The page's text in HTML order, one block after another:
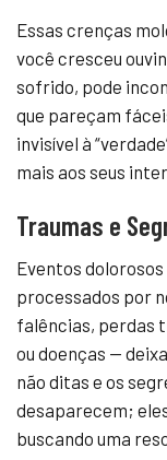
Essas crenças
você cresceu
sofrido, pode
que pareçam
invisível à
mais aos seus
Traumas e
Eventos
processados por
falências, perdas
ou doenças —
não ditas e os
desaparecem;
buscando uma